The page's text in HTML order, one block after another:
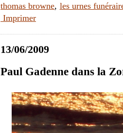
thomas browne, les urnes
Imprimer
13/06/2009
Paul Gadenne dans la